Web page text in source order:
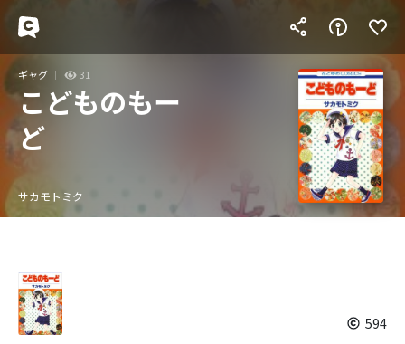
ギャグ 31
こどものもー
ど
サカモトミク
594